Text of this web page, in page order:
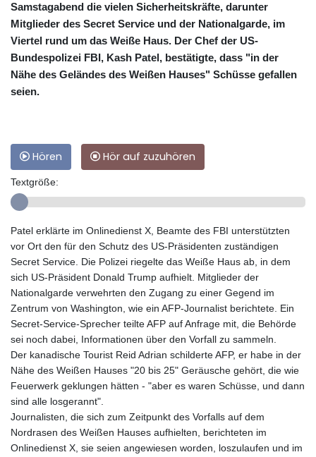
Samstagabend die vielen Sicherheitskräfte, darunter
Mitglieder des Secret Service und der Nationalgarde, im
Viertel rund um das Weiße Haus. Der Chef der US-
Bundespolizei FBI, Kash Patel, bestätigte, dass "in der
Nähe des Geländes des Weißen Hauses" Schüsse gefallen
seien.
Hören Hör auf zuzuhören
Textgröße:
Patel erklärte im Onlinedienst X, Beamte des FBI unterstützten
vor Ort den für den Schutz des US-Präsidenten zuständigen
Secret Service. Die Polizei riegelte das Weiße Haus ab, in dem
sich US-Präsident Donald Trump aufhielt. Mitglieder der
Nationalgarde verwehrten den Zugang zu einer Gegend im
Zentrum von Washington, wie ein AFP-Journalist berichtete. Ein
Secret-Service-Sprecher teilte AFP auf Anfrage mit, die Behörde
sei noch dabei, Informationen über den Vorfall zu sammeln.
Der kanadische Tourist Reid Adrian schilderte AFP, er habe in der
Nähe des Weißen Hauses "20 bis 25" Geräusche gehört, die wie
Feuerwerk geklungen hätten - "aber es waren Schüsse, und dann
sind alle losgerannt".
Journalisten, die sich zum Zeitpunkt des Vorfalls auf dem
Nordrasen des Weißen Hauses aufhielten, berichteten im
Onlinedienst X, sie seien angewiesen worden, loszulaufen und im